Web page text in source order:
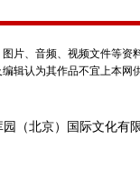
片、音频、视频文件等资
辑认为其作品不宜上本
园（北京）国际文化